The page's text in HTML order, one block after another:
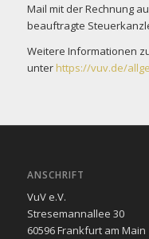
Mail mit der Rechnung
beauftragte
Weitere Informationen
unter https://vuv.de/
ANSCHRIFT
VuV e.V.
Stresemannallee 30
60596 Frankfurt am Main